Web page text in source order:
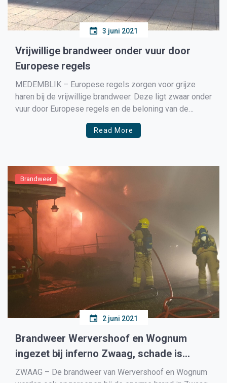
3 juni 2021
Vrijwillige brandweer onder vuur door
Europese regels
MEDEMBLIK – Europese regels zorgen voor grijze
haren bij de vrijwillige brandweer. Deze ligt zwaar onder
vuur door Europese regels en de beloning van de
vrijwillige brandweer en de beroepsbrandweer. Het
Europees arbeidsrecht biedt nu te weinig ruimte voor
Read More
Brandweer
2 juni 2021
Brandweer Wervershoof en Wognum
ingezet bij inferno Zwaag, schade is
enorm, ‘alsof er een bom is ontploft’
ZWAAG – De brandweer van Wervershoof en Wognum